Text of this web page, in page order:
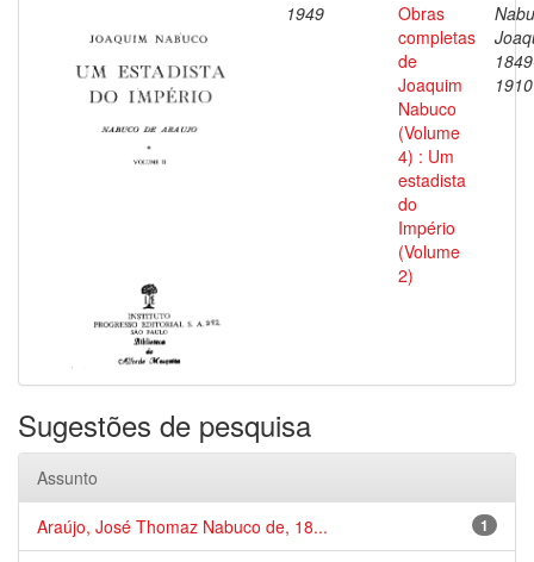
1949
Obras
completas
de
Joaquim
Nabuco
(Volume
4) : Um
estadista
do
Império
(Volume
2)
1910
Sugestões de pesquisa
Assunto
1
Araújo, José Thomaz Nabuco de, 18...